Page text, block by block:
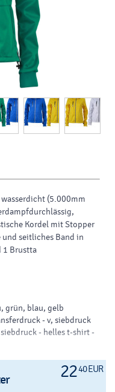
(5.000mm
Kordel mit Stopper
und seitliches Band in
1 Brustta
grün, blau, gelb
- v, siebdruck
- helles t-shirt -
2240 EUR